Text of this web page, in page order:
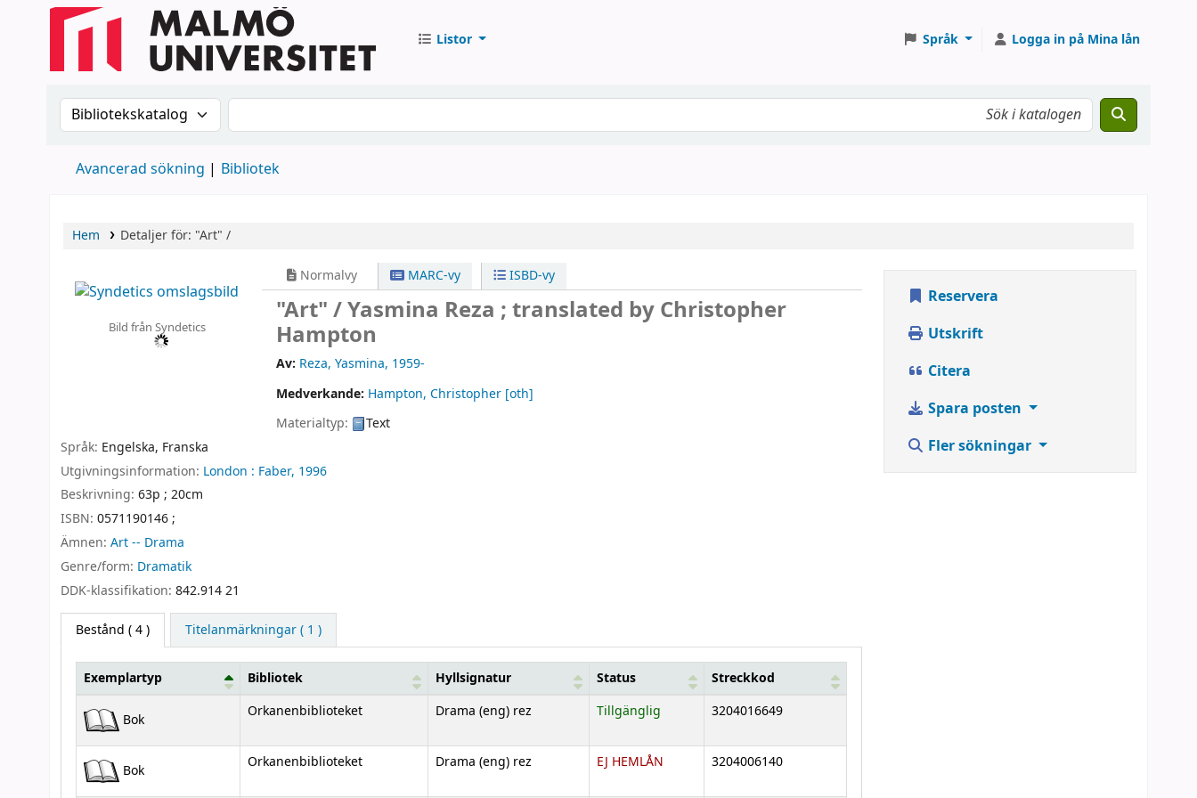
Listor Språk Logga in på Mina lån
Sök i katalogen efter:Sök i katalogen
Avancerad sökning Bibliotek
Hem Detaljer för: "Art" /
Bild från Syndetics
Normalvy MARC-vy ISBD-vy
"Art" /Yasmina Reza ; translated by Christopher
Hampton
Av: Reza, Yasmina, 1959-
Medverkande: Hampton, Christopher [oth]
Materialtyp:
Text
Språk: Engelska, Franska
Utgivningsinformation: London : Faber, 1996
Beskrivning: 63p ; 20cm
ISBN: 0571190146 ;
Ämnen: Art -- Drama
Genre/form: Dramatik
DDK-klassifikation: 842.914 21
Bestånd ( 4 ) Titelanmärkningar ( 1 )
Bestånd
Exemplartyp Bibliotek Hyllsignatur Status Streckkod
Bok Orkanenbiblioteket Drama (eng) rez Tillgänglig 3204016649
Bok Orkanenbiblioteket Drama (eng) rez EJ HEMLÅN 3204006140
Reservera
Utskrift
Citera
Spara posten
Fler sökningar